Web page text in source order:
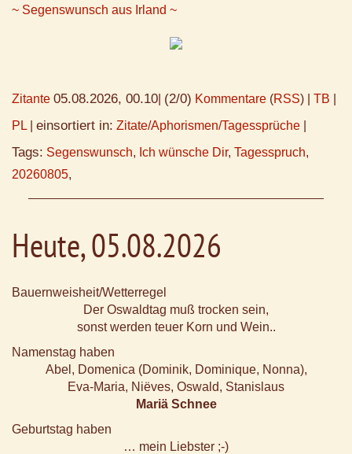
~ Segenswunsch aus Irland ~
Zitante 05.08.2026, 00.10 (2/0) Kommentare (RSS) | TB
PL
einsortiert in: Zitate/Aphorismen/Tagessprüche
Tags: Segenswunsch, Ich wünsche Dir, Tagesspruch,
20260805,
Heute, 05.08.2026
Bauernweisheit/Wetterregel
Der Oswaldtag muß trocken sein,
sonst werden teuer Korn und Wein..
Namenstag haben
Abel, Domenica (Dominik, Dominique, Nonna),
Eva-Maria, Niëves, Oswald, Stanislaus
Mariä Schnee
Geburtstag haben
… mein Liebster ;-)